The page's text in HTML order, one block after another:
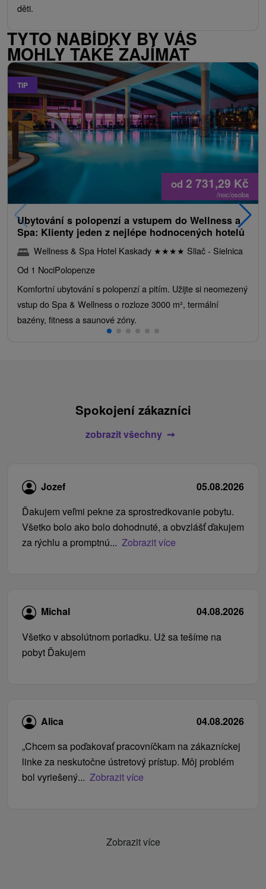
děti.
TYTO NABÍDKY BY VÁS
MOHLY TAKÉ ZAJÍMAT
TIP
od 2 731,29 Kč
/noc/osoba
Ubytování s polopenzí a vstupem do Wellness a
Spa: Klienty jeden z nejlépe hodnocených hotelů
Wellness & Spa Hotel Kaskady ★★★★ Sliač - Sielnica
Od 1 NociPolopenze
Komfortní ubytování s polopenzí a pitím. Užijte si neomezený
vstup do Spa & Wellness o rozloze 3000 m², termální
bazény, fitness a saunové zóny.
Spokojení zákazníci
zobrazit všechny
Jozef
05.08.2026
Ďakujem veľmi pekne za sprostredkovanie pobytu.
Všetko bolo ako bolo dohodnuté, a obvzlášť ďakujem
za rýchlu a promptnú... Zobrazit více
Michal
04.08.2026
Všetko v absolútnom poriadku. Už sa tešíme na
pobyt Ďakujem
Alica
04.08.2026
„Chcem sa poďakovať pracovníčkam na zákazníckej
linke za neskutočne ústretový prístup. Môj problém
bol vyriešený... Zobrazit více
Zobrazit více